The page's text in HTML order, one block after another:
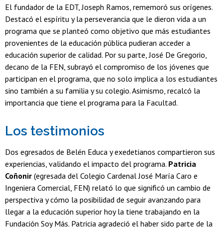
El fundador de la EDT, Joseph Ramos, rememoró sus orígenes.
Destacó el espíritu y la perseverancia que le dieron vida a un
programa que se planteó como objetivo que más estudiantes
provenientes de la educación pública pudieran acceder a
educación superior de calidad. Por su parte, José De Gregorio,
decano de la FEN, subrayó el compromiso de los jóvenes que
participan en el programa, que no solo implica a los estudiantes
sino también a su familia y su colegio. Asimismo, recalcó la
importancia que tiene el programa para la Facultad.
Los testimonios
Dos egresados de Belén Educa y exedetianos compartieron sus
experiencias, validando el impacto del programa. Patricia
Coñonir (egresada del Colegio Cardenal José María Caro e
Ingeniera Comercial, FEN) relató lo que significó un cambio de
perspectiva y cómo la posibilidad de seguir avanzando para
llegar a la educación superior hoy la tiene trabajando en la
Fundación Soy Más. Patricia agradeció el haber sido parte de la